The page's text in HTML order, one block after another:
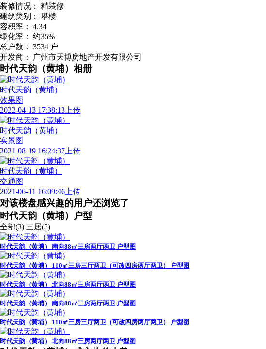
装修情况：
精装修
建筑类别：
塔楼
容积率：
4.34
绿化率：
约35%
总户数：
3534 户
开发商：
广州市天博房地产开发有限公司
时代天韵（黄埔）相册
时代天韵（黄埔）
效果图
2022-04-13 17:38:13上传
时代天韵（黄埔）
实景图
2021-08-19 16:24:37上传
时代天韵（黄埔）
交通图
2021-06-11 16:09:46上传
对该楼盘感兴趣的用户还浏览了
时代天韵（黄埔）户型
全部(3) 三居(3)
时代天韵（黄埔） 南向88㎡三房两厅两卫 户型图
时代天韵（黄埔） 110㎡三房三厅两卫（可改四房两厅两卫） 户型图
时代天韵（黄埔） 北向88㎡三房两厅两卫 户型图
时代天韵（黄埔） 南向88㎡三房两厅两卫 户型图
时代天韵（黄埔） 110㎡三房三厅两卫（可改四房两厅两卫） 户型图
时代天韵（黄埔） 北向88㎡三房两厅两卫 户型图
广告